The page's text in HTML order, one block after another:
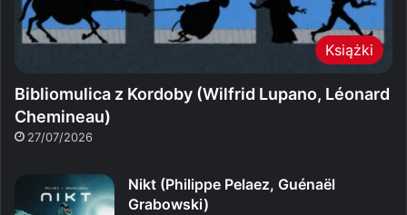
Książki
Bibliomulica z Kordoby (Wilfrid Lupano, Léonard
Chemineau)
27/07/2026
Nikt (Philippe Pelaez, Guénaël
Grabowski)